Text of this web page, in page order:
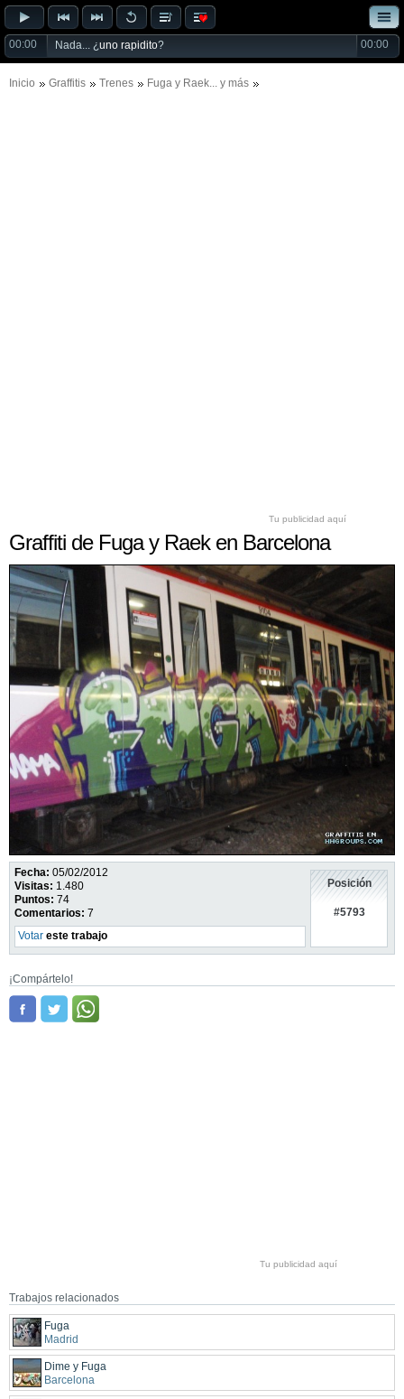
00:00 Nada... ¿uno rapidito? 00:00
Inicio Graffitis Trenes Fuga y Raek... y más
Tu publicidad aquí
Graffiti de Fuga y Raek en Barcelona
Fecha: 05/02/2012
Visitas: 1.480
Puntos: 74
Comentarios: 7
Votar este trabajo
Posición
#5793
¡Compártelo!
Tu publicidad aquí
Trabajos relacionados
Fuga
Madrid
Dime y Fuga
Barcelona